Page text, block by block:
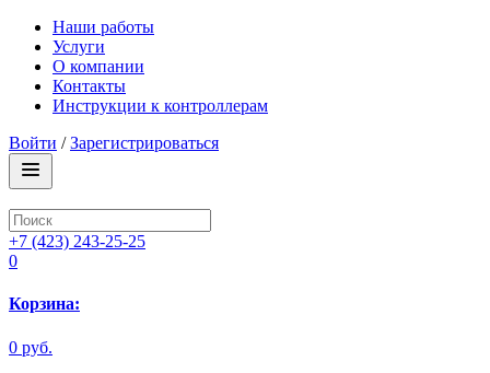
Наши работы
Услуги
О компании
Контакты
Инструкции к контроллерам
Войти /Зарегистрироваться
+7 (423) 243-25-25
0
Корзина:
0 руб.